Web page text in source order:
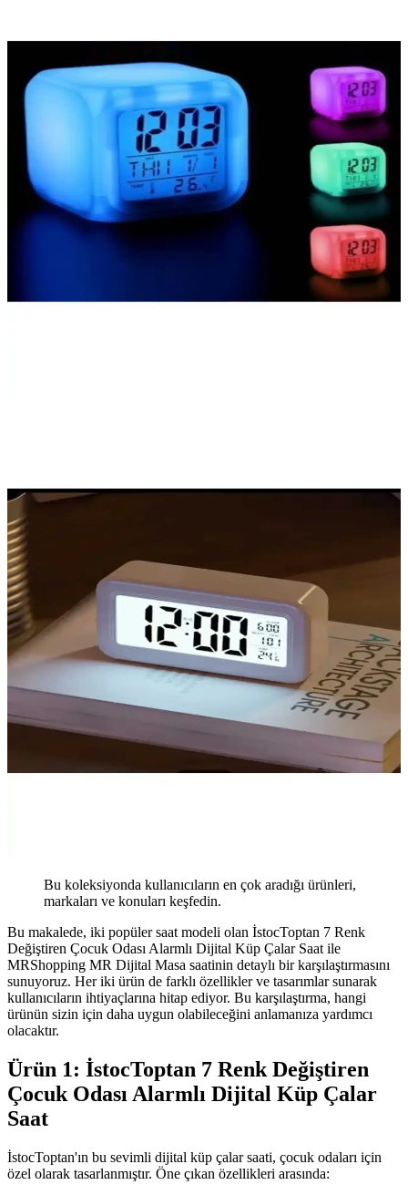
Bu koleksiyonda kullanıcıların en çok aradığı ürünleri,
markaları ve konuları keşfedin.
Bu makalede, iki popüler saat modeli olan İstocToptan 7 Renk
Değiştiren Çocuk Odası Alarmlı Dijital Küp Çalar Saat ile
MRShopping MR Dijital Masa saatinin detaylı bir karşılaştırmasını
sunuyoruz. Her iki ürün de farklı özellikler ve tasarımlar sunarak
kullanıcıların ihtiyaçlarına hitap ediyor. Bu karşılaştırma, hangi
ürünün sizin için daha uygun olabileceğini anlamanıza yardımcı
olacaktır.
Ürün 1: İstocToptan 7 Renk Değiştiren
Çocuk Odası Alarmlı Dijital Küp Çalar
Saat
İstocToptan'ın bu sevimli dijital küp çalar saati, çocuk odaları için
özel olarak tasarlanmıştır. Öne çıkan özellikleri arasında: